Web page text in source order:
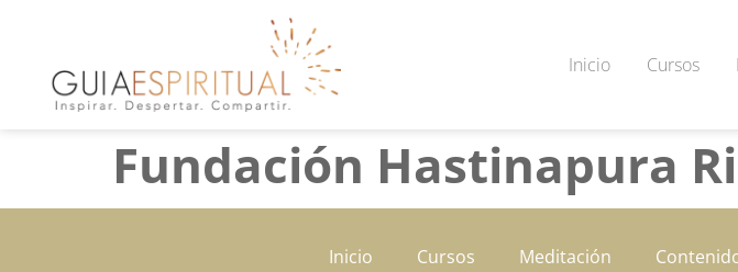
Inicio Cursos
Fundación Hastinapura
Inicio Cursos Meditación